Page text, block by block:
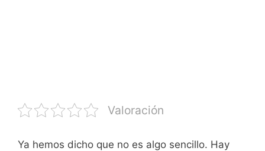
Valoración
Ya hemos dicho que no es algo sencillo. Hay